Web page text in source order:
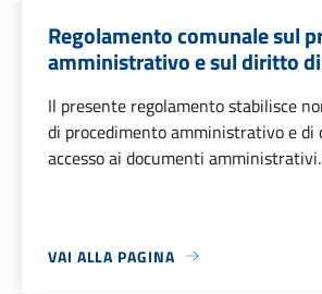
Regolamento comunale sul
amministrativo e sul diritto di
Il presente regolamento stabilisce
di procedimento amministrativo e di
accesso ai documenti amministrativi.
VAI ALLA PAGINA